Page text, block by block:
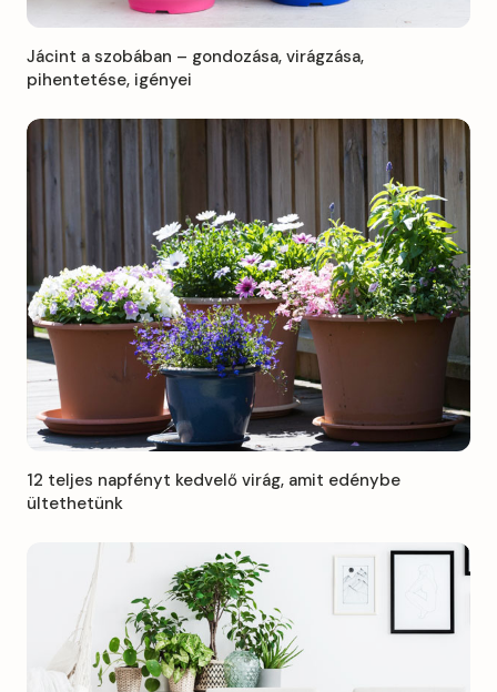
Jácint a szobában – gondozása, virágzása,
pihentetése, igényei
12 teljes napfényt kedvelő virág, amit edénybe
ültethetünk